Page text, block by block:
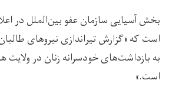
بخش آسیایی سازمان عفو بین‌الملل در
است که «گزارش تیراندازی نیروهای
به بازداشت‌های خودسرانه زنان در ولایت
است.»